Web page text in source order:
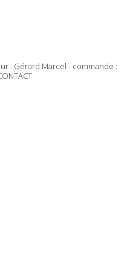
: Gérard Marcel - commande :